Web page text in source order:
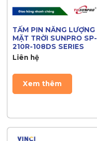
TẤM PIN NĂNG LƯỢNG
MẶT TRỜI SUNPRO SP-
210R-108DS SERIES
Liên hệ
Xem thêm